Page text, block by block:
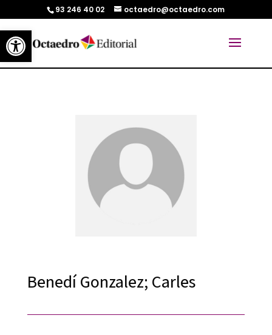
Abrir barra de herramientas
93 246 40 02 octaedro@octaedro.com
Benedí Gonzalez; Carles